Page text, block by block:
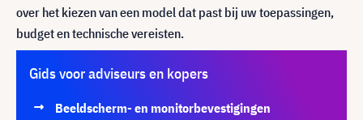
over het kiezen van een model dat past bij uw toepassingen,
budget en technische vereisten.
Gids voor adviseurs en kopers
Beeldscherm- en monitorbevestigingen